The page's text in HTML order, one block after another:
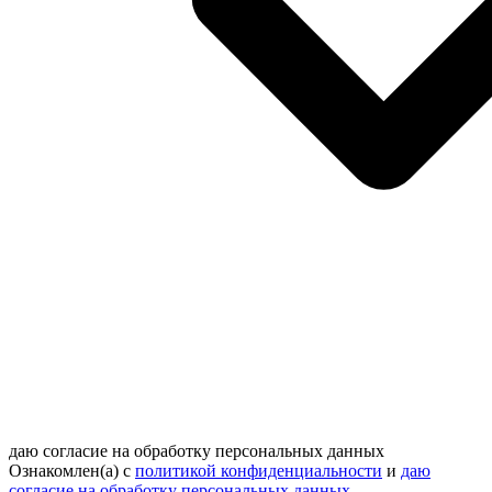
даю согласие на обработку персональных данных
Ознакомлен(а) с политикой конфиденциальности и даю